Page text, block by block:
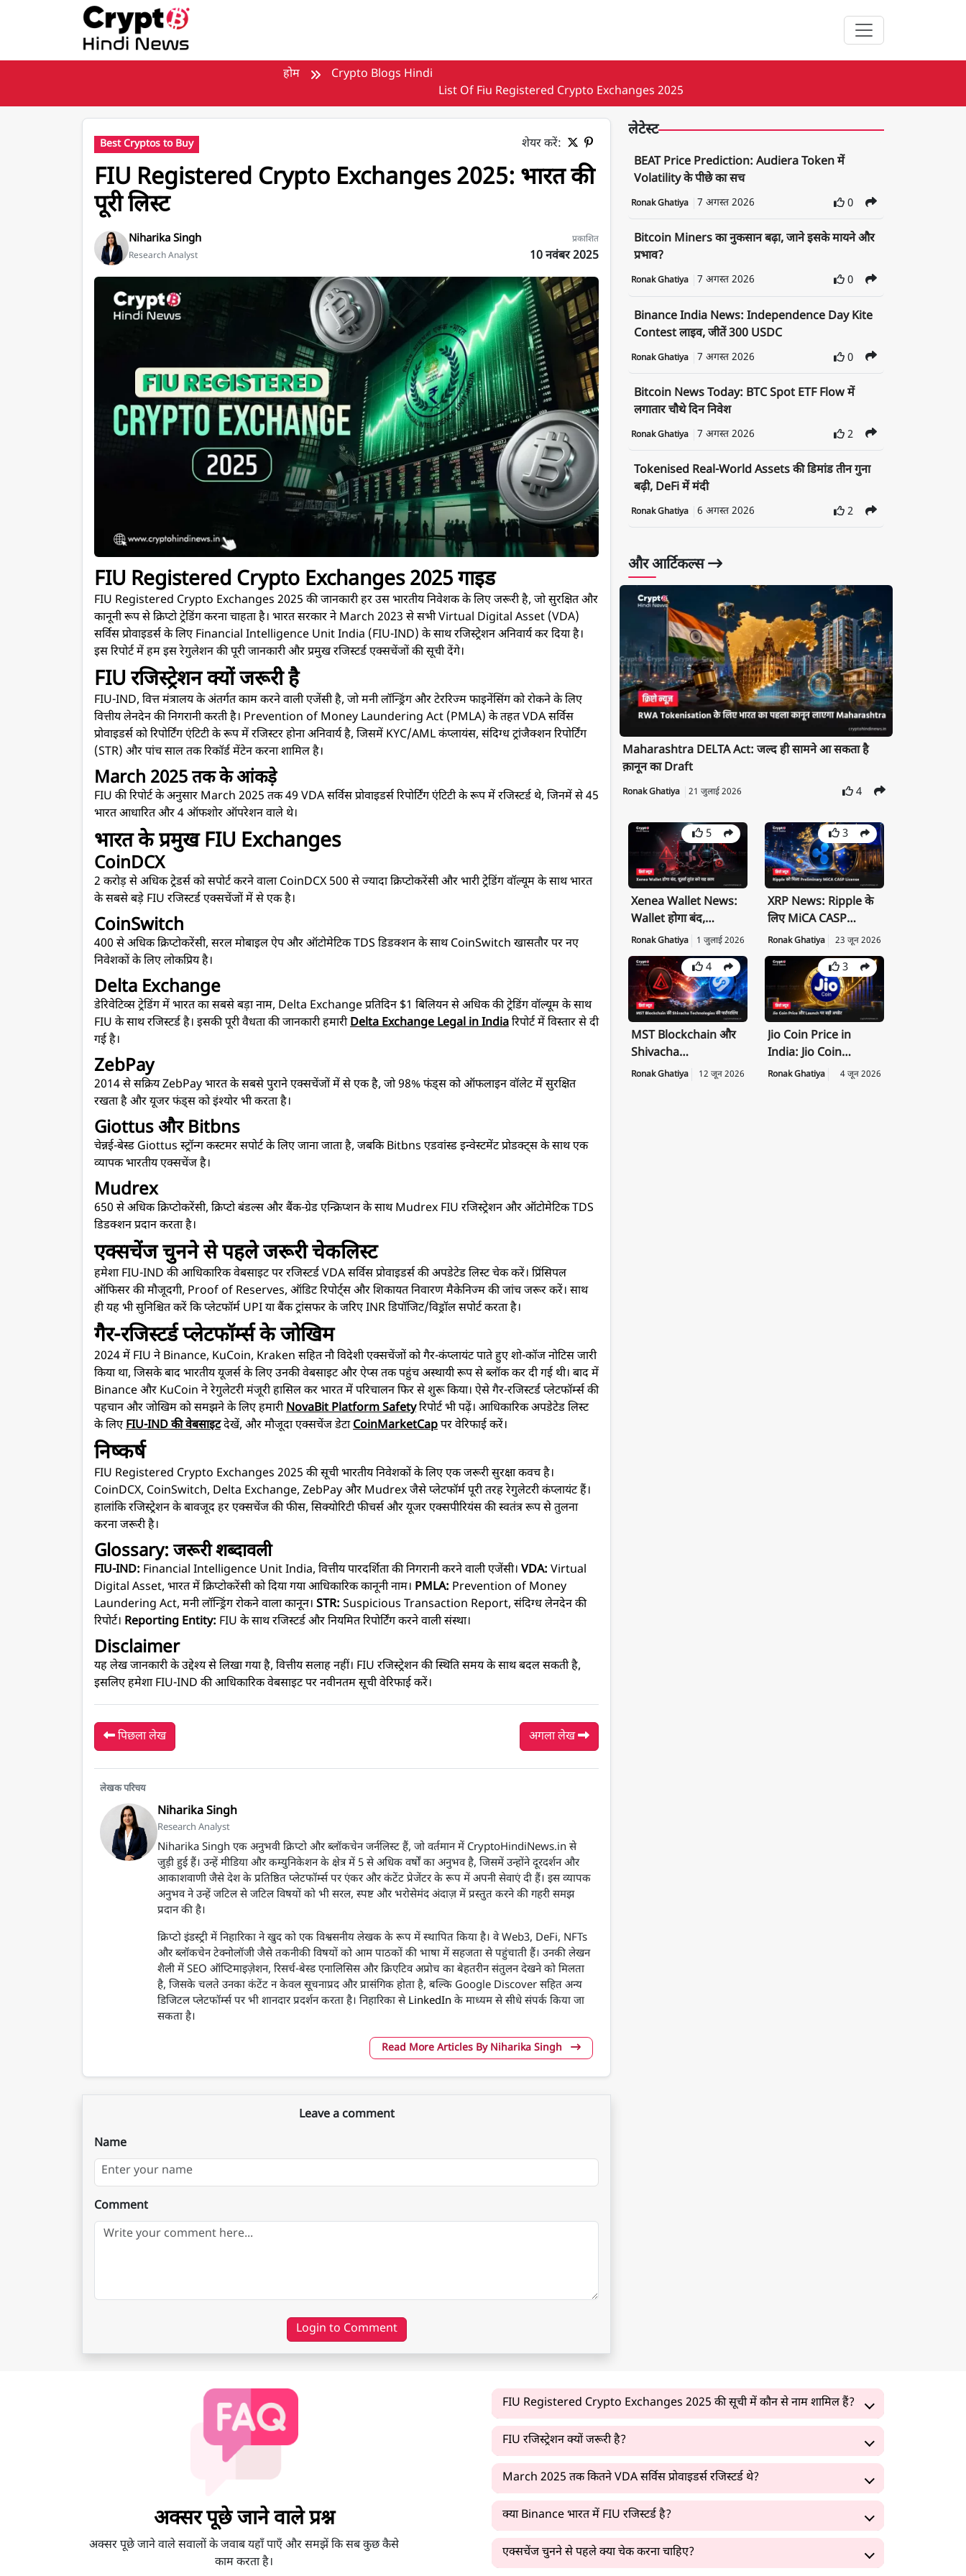
होम
Crypto Blogs Hindi
List Of Fiu Registered Crypto Exchanges 2025
Best Cryptos to Buy शेयर करें:
FIU Registered Crypto Exchanges 2025: भारत की
पूरी लिस्ट
Niharika Singh
Research Analyst
प्रकाशित
10 नवंबर 2025
FIU Registered Crypto Exchanges 2025: भारत की पूरी लिस्ट
FIU Registered Crypto Exchanges 2025 गाइड
FIU Registered Crypto Exchanges 2025 की जानकारी हर उस भारतीय निवेशक के लिए जरूरी है, जो सुरक्षित और
कानूनी रूप से क्रिप्टो ट्रेडिंग करना चाहता है। भारत सरकार ने March 2023 से सभी Virtual Digital Asset (VDA)
सर्विस प्रोवाइडर्स के लिए Financial Intelligence Unit India (FIU-IND) के साथ रजिस्ट्रेशन अनिवार्य कर दिया है।
इस रिपोर्ट में हम इस रेगुलेशन की पूरी जानकारी और प्रमुख रजिस्टर्ड एक्सचेंजों की सूची देंगे।
FIU रजिस्ट्रेशन क्यों जरूरी है
FIU-IND, वित्त मंत्रालय के अंतर्गत काम करने वाली एजेंसी है, जो मनी लॉन्ड्रिंग और टेररिज्म फाइनेंसिंग को रोकने के लिए
वित्तीय लेनदेन की निगरानी करती है। Prevention of Money Laundering Act (PMLA) के तहत VDA सर्विस
प्रोवाइडर्स को रिपोर्टिंग एंटिटी के रूप में रजिस्टर होना अनिवार्य है, जिसमें KYC/AML कंप्लायंस, संदिग्ध ट्रांजैक्शन रिपोर्टिंग
(STR) और पांच साल तक रिकॉर्ड मेंटेन करना शामिल है।
March 2025 तक के आंकड़े
FIU की रिपोर्ट के अनुसार March 2025 तक 49 VDA सर्विस प्रोवाइडर्स रिपोर्टिंग एंटिटी के रूप में रजिस्टर्ड थे, जिनमें से 45
भारत आधारित और 4 ऑफशोर ऑपरेशन वाले थे।
भारत के प्रमुख FIU Exchanges
CoinDCX
2 करोड़ से अधिक ट्रेडर्स को सपोर्ट करने वाला CoinDCX 500 से ज्यादा क्रिप्टोकरेंसी और भारी ट्रेडिंग वॉल्यूम के साथ भारत
के सबसे बड़े FIU रजिस्टर्ड एक्सचेंजों में से एक है।
CoinSwitch
400 से अधिक क्रिप्टोकरेंसी, सरल मोबाइल ऐप और ऑटोमेटिक TDS डिडक्शन के साथ CoinSwitch खासतौर पर नए
निवेशकों के लिए लोकप्रिय है।
Delta Exchange
डेरिवेटिव्स ट्रेडिंग में भारत का सबसे बड़ा नाम, Delta Exchange प्रतिदिन $1 बिलियन से अधिक की ट्रेडिंग वॉल्यूम के साथ
FIU के साथ रजिस्टर्ड है। इसकी पूरी वैधता की जानकारी हमारीDelta Exchange Legal in Indiaरिपोर्ट में विस्तार से दी
गई है।
ZebPay
2014 से सक्रिय ZebPay भारत के सबसे पुराने एक्सचेंजों में से एक है, जो 98% फंड्स को ऑफलाइन वॉलेट में सुरक्षित
रखता है और यूजर फंड्स को इंश्योर भी करता है।
Giottus और Bitbns
चेन्नई-बेस्ड Giottus स्ट्रॉन्ग कस्टमर सपोर्ट के लिए जाना जाता है, जबकि Bitbns एडवांस्ड इन्वेस्टमेंट प्रोडक्ट्स के साथ एक
व्यापक भारतीय एक्सचेंज है।
Mudrex
650 से अधिक क्रिप्टोकरेंसी, क्रिप्टो बंडल्स और बैंक-ग्रेड एन्क्रिप्शन के साथ Mudrex FIU रजिस्ट्रेशन और ऑटोमेटिक TDS
डिडक्शन प्रदान करता है।
एक्सचेंज चुनने से पहले जरूरी चेकलिस्ट
हमेशा FIU-IND की आधिकारिक वेबसाइट पर रजिस्टर्ड VDA सर्विस प्रोवाइडर्स की अपडेटेड लिस्ट चेक करें। प्रिंसिपल
ऑफिसर की मौजूदगी, Proof of Reserves, ऑडिट रिपोर्ट्स और शिकायत निवारण मैकेनिज्म की जांच जरूर करें। साथ
ही यह भी सुनिश्चित करें कि प्लेटफॉर्म UPI या बैंक ट्रांसफर के जरिए INR डिपॉजिट/विड्रॉल सपोर्ट करता है।
गैर-रजिस्टर्ड प्लेटफॉर्म्स के जोखिम
2024 में FIU ने Binance, KuCoin, Kraken सहित नौ विदेशी एक्सचेंजों को गैर-कंप्लायंट पाते हुए शो-कॉज नोटिस जारी
किया था, जिसके बाद भारतीय यूजर्स के लिए उनकी वेबसाइट और ऐप्स तक पहुंच अस्थायी रूप से ब्लॉक कर दी गई थी। बाद में
Binance और KuCoin ने रेगुलेटरी मंजूरी हासिल कर भारत में परिचालन फिर से शुरू किया। ऐसे गैर-रजिस्टर्ड प्लेटफॉर्म्स की
पहचान और जोखिम को समझने के लिए हमारीNovaBit Platform Safetyरिपोर्ट भी पढ़ें। आधिकारिक अपडेटेड लिस्ट
के लिएFIU-IND की वेबसाइटदेखें, और मौजूदा एक्सचेंज डेटाCoinMarketCapपर वेरिफाई करें।
निष्कर्ष
FIU Registered Crypto Exchanges 2025 की सूची भारतीय निवेशकों के लिए एक जरूरी सुरक्षा कवच है।
CoinDCX, CoinSwitch, Delta Exchange, ZebPay और Mudrex जैसे प्लेटफॉर्म पूरी तरह रेगुलेटरी कंप्लायंट हैं।
हालांकि रजिस्ट्रेशन के बावजूद हर एक्सचेंज की फीस, सिक्योरिटी फीचर्स और यूजर एक्सपीरियंस की स्वतंत्र रूप से तुलना
करना जरूरी है।
Glossary: जरूरी शब्दावली
FIU-IND: Financial Intelligence Unit India, वित्तीय पारदर्शिता की निगरानी करने वाली एजेंसी। VDA: Virtual
Digital Asset, भारत में क्रिप्टोकरेंसी को दिया गया आधिकारिक कानूनी नाम। PMLA: Prevention of Money
Laundering Act, मनी लॉन्ड्रिंग रोकने वाला कानून। STR: Suspicious Transaction Report, संदिग्ध लेनदेन की
रिपोर्ट। Reporting Entity: FIU के साथ रजिस्टर्ड और नियमित रिपोर्टिंग करने वाली संस्था।
Disclaimer
यह लेख जानकारी के उद्देश्य से लिखा गया है, वित्तीय सलाह नहीं। FIU रजिस्ट्रेशन की स्थिति समय के साथ बदल सकती है,
इसलिए हमेशा FIU-IND की आधिकारिक वेबसाइट पर नवीनतम सूची वेरिफाई करें।
पिछला लेख अगला लेख
लेखक परिचय
Niharika Singh
Research Analyst
Niharika Singh एक अनुभवी क्रिप्टो और ब्लॉकचेन जर्नलिस्ट हैं, जो वर्तमान में CryptoHindiNews.in से
जुड़ी हुई हैं। उन्हें मीडिया और कम्युनिकेशन के क्षेत्र में 5 से अधिक वर्षों का अनुभव है, जिसमें उन्होंने दूरदर्शन और
आकाशवाणी जैसे देश के प्रतिष्ठित प्लेटफॉर्म्स पर एंकर और कंटेंट प्रेजेंटर के रूप में अपनी सेवाएं दी हैं। इस व्यापक
अनुभव ने उन्हें जटिल से जटिल विषयों को भी सरल, स्पष्ट और भरोसेमंद अंदाज़ में प्रस्तुत करने की गहरी समझ
प्रदान की है।
क्रिप्टो इंडस्ट्री में निहारिका ने खुद को एक विश्वसनीय लेखक के रूप में स्थापित किया है। वे Web3, DeFi, NFTs
और ब्लॉकचेन टेक्नोलॉजी जैसे तकनीकी विषयों को आम पाठकों की भाषा में सहजता से पहुंचाती हैं। उनकी लेखन
शैली में SEO ऑप्टिमाइज़ेशन, रिसर्च-बेस्ड एनालिसिस और क्रिएटिव अप्रोच का बेहतरीन संतुलन देखने को मिलता
है, जिसके चलते उनका कंटेंट न केवल सूचनाप्रद और प्रासंगिक होता है, बल्कि Google Discover सहित अन्य
डिजिटल प्लेटफॉर्म्स पर भी शानदार प्रदर्शन करता है। निहारिका से LinkedIn के माध्यम से सीधे संपर्क किया जा
सकता है।
Read More Articles By Niharika Singh
Leave a comment
Name
Comment
Login to Comment
लेटेस्ट
BEAT Price Prediction: Audiera Token में
Volatility के पीछे का सच
Ronak Ghatiya 7 अगस्त 2026 0
Bitcoin Miners का नुकसान बढ़ा, जाने इसके मायने और
प्रभाव?
Ronak Ghatiya 7 अगस्त 2026 0
Binance India News: Independence Day Kite
Contest लाइव, जीतें 300 USDC
Ronak Ghatiya 7 अगस्त 2026 0
Bitcoin News Today: BTC Spot ETF Flow में
लगातार चौथे दिन निवेश
Ronak Ghatiya 7 अगस्त 2026 2
Tokenised Real-World Assets की डिमांड तीन गुना
बढ़ी, DeFi में मंदी
Ronak Ghatiya 6 अगस्त 2026 2
और आर्टिकल्स
Maharashtra DELTA Act: जल्द ही सामने आ सकता है
क़ानून का Draft
Ronak Ghatiya 21 जुलाई 2026 4
5
Xenea Wallet News:
Wallet होगा बंद,
Private Key तुरंत करें
Export
Ronak Ghatiya 1 जुलाई 2026
3
XRP News: Ripple के
लिए MiCA CASP
License क्यों है बड़ी
उपलब्धि
Ronak Ghatiya 23 जून 2026
4
MST Blockchain और
Shivacha
Technologies के बीच
Ronak Ghatiya 12 जून 2026
3
Jio Coin Price in
India: Jio Coin
Launch Date, Price
Ronak Ghatiya 4 जून 2026
अक्सर पूछे जाने वाले प्रश्न
अक्सर पूछे जाने वाले सवालों के जवाब यहाँ पाएँ और समझें कि सब कुछ कैसे
काम करता है।
FIU Registered Crypto Exchanges 2025 की सूची में कौन से नाम शामिल हैं?
FIU रजिस्ट्रेशन क्यों जरूरी है?
March 2025 तक कितने VDA सर्विस प्रोवाइडर्स रजिस्टर्ड थे?
क्या Binance भारत में FIU रजिस्टर्ड है?
एक्सचेंज चुनने से पहले क्या चेक करना चाहिए?